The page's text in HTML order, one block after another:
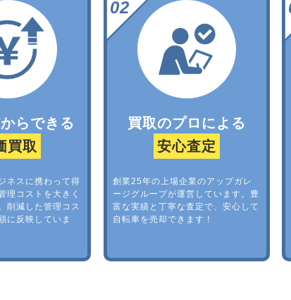
らできる
買取
ネスに携わって得
理コストを大きく
削減した管理コス
に反映していま
買取のプロによる
安心査定
創業25年の上場企業のアップガレ
ージグループが運営しています。豊
富な実績と丁寧な査定で、安心して
自転車を売却できます！